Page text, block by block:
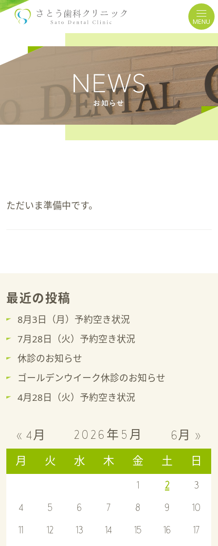
MENU
ただいま準備中です。
最近の投稿
8月3日（月）予約空き状況
7月28日（火）予約空き状況
休診のお知らせ
ゴールデンウイーク休診のお知らせ
4月28日（火）予約空き状況
2026年5月
月 火 水 木 金 土 日
« 4月 6月 »
1 2
3
4
5 6 7 8 9
10
11
12 13 14 15 16
17